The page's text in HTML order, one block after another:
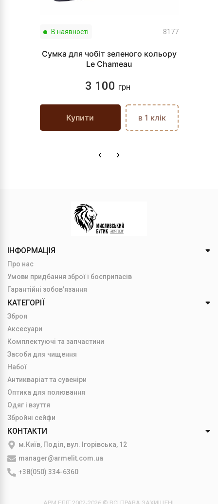
В наявності 8177
Сумка для чобіт зеленого кольору
Le Chameau
3 100 грн
Купити в 1 клік
ІНФОРМАЦІЯ
Про нас
Умови придбання зброї і боєприпасів
Гарантійні зобов'язання
КАТЕГОРІЇ
Зброя
Аксесуари
Комплектуючі та запчастини
Засоби для чищення
Набої
Антикваріат та сувеніри
Оптика для полювання
Одяг і взуття
Збройні сейфи
КОНТАКТИ
м.Київ, Поділ, вул. Ігорівська, 12
manager@armelit.com.ua
+38(050) 334-6360